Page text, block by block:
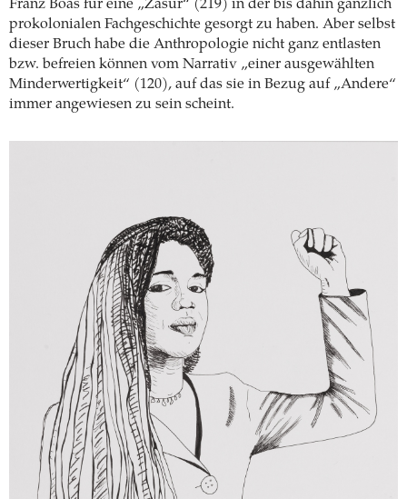
Franz Boas für eine „Zäsur“ (219) in der bis dahin gänzlich
prokolonialen Fachgeschichte gesorgt zu haben. Aber selbst
dieser Bruch habe die Anthropologie nicht ganz entlasten
bzw. befreien können vom Narrativ „einer ausgewählten
Minderwertigkeit“ (120), auf das sie in Bezug auf „Andere“
immer angewiesen zu sein scheint.